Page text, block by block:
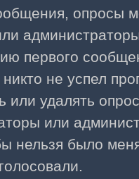
опросы
первого
не успел
или удалять
или
нельзя было